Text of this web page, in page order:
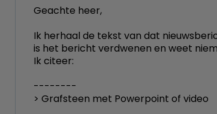
Geachte heer,
Ik herhaal de tekst van dat
is het bericht verdwenen en weet
Ik citeer:
--------
> Grafsteen met Powerpoint of video